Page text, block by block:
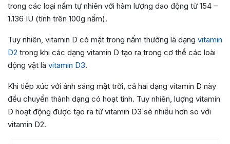
trong các loại nấm tự nhiên với hàm lượng dao động từ 154 –
1.136 IU (tính trên 100g nấm).
Tuy nhiên, vitamin D có mặt trong nấm thường là dạng vitamin
D2 trong khi các dạng vitamin D tạo ra trong cơ thể các loài
động vật là vitamin D3.
Khi tiếp xúc với ánh sáng mặt trời, cả hai dạng vitamin D này
đều chuyển thành dạng có hoạt tính. Tuy nhiên, lượng vitamin
D hoạt động được tạo ra từ vitamin D3 sẽ nhiều hơn so với
vitamin D2.